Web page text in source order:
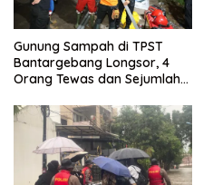
Gunung Sampah di TPST
Bantargebang Longsor, 4
Orang Tewas dan Sejumlah